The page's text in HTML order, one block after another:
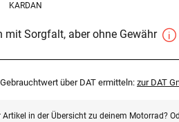
KARDAN
mit Sorgfalt, aber ohne Gewähr
Gebrauchtwert über DAT ermitteln: zur DAT
Artikel in der Übersicht zu deinem Motorrad?